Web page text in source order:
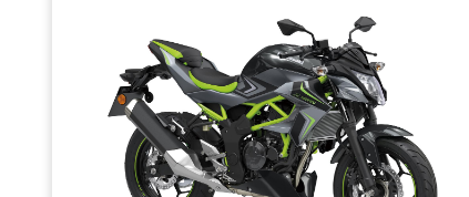
tijdens het parkeren, bovendien een stuk
eenvoudiger.